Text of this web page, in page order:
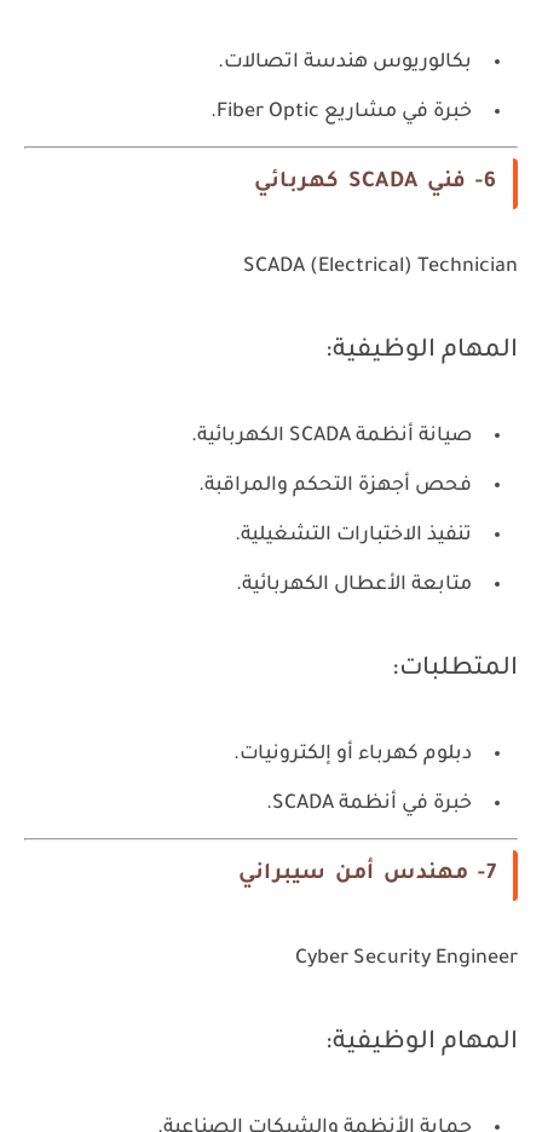
بكالوريوس هندسة اتصالات.
خبرة في مشاريع Fiber Optic.
6- فني SCADA كهربائي
SCADA (Electrical) Technician
المهام الوظيفية:
صيانة أنظمة SCADA الكهربائية.
فحص أجهزة التحكم والمراقبة.
تنفيذ الاختبارات التشغيلية.
متابعة الأعطال الكهربائية.
المتطلبات:
دبلوم كهرباء أو إلكترونيات.
خبرة في أنظمة SCADA.
7- مهندس أمن سيبراني
Cyber Security Engineer
المهام الوظيفية: